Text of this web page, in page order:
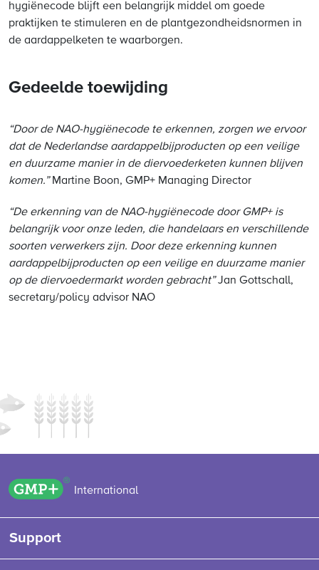
hygiënecode blijft een belangrijk middel om goede
praktijken te stimuleren en de plantgezondheidsnormen in
de aardappelketen te waarborgen.
Gedeelde toewijding
“Door de NAO-hygiënecode te erkennen, zorgen we ervoor
dat de Nederlandse aardappelbijproducten op een veilige
en duurzame manier in de diervoederketen kunnen blijven
komen.” Martine Boon, GMP+ Managing Director
“De erkenning van de NAO-hygiënecode door GMP+ is
belangrijk voor onze leden, die handelaars en verschillende
soorten verwerkers zijn. Door deze erkenning kunnen
aardappelbijproducten op een veilige en duurzame manier
op de diervoedermarkt worden gebracht”Jan Gottschall,
secretary/policy advisor NAO
GMP+ logo
International
Support